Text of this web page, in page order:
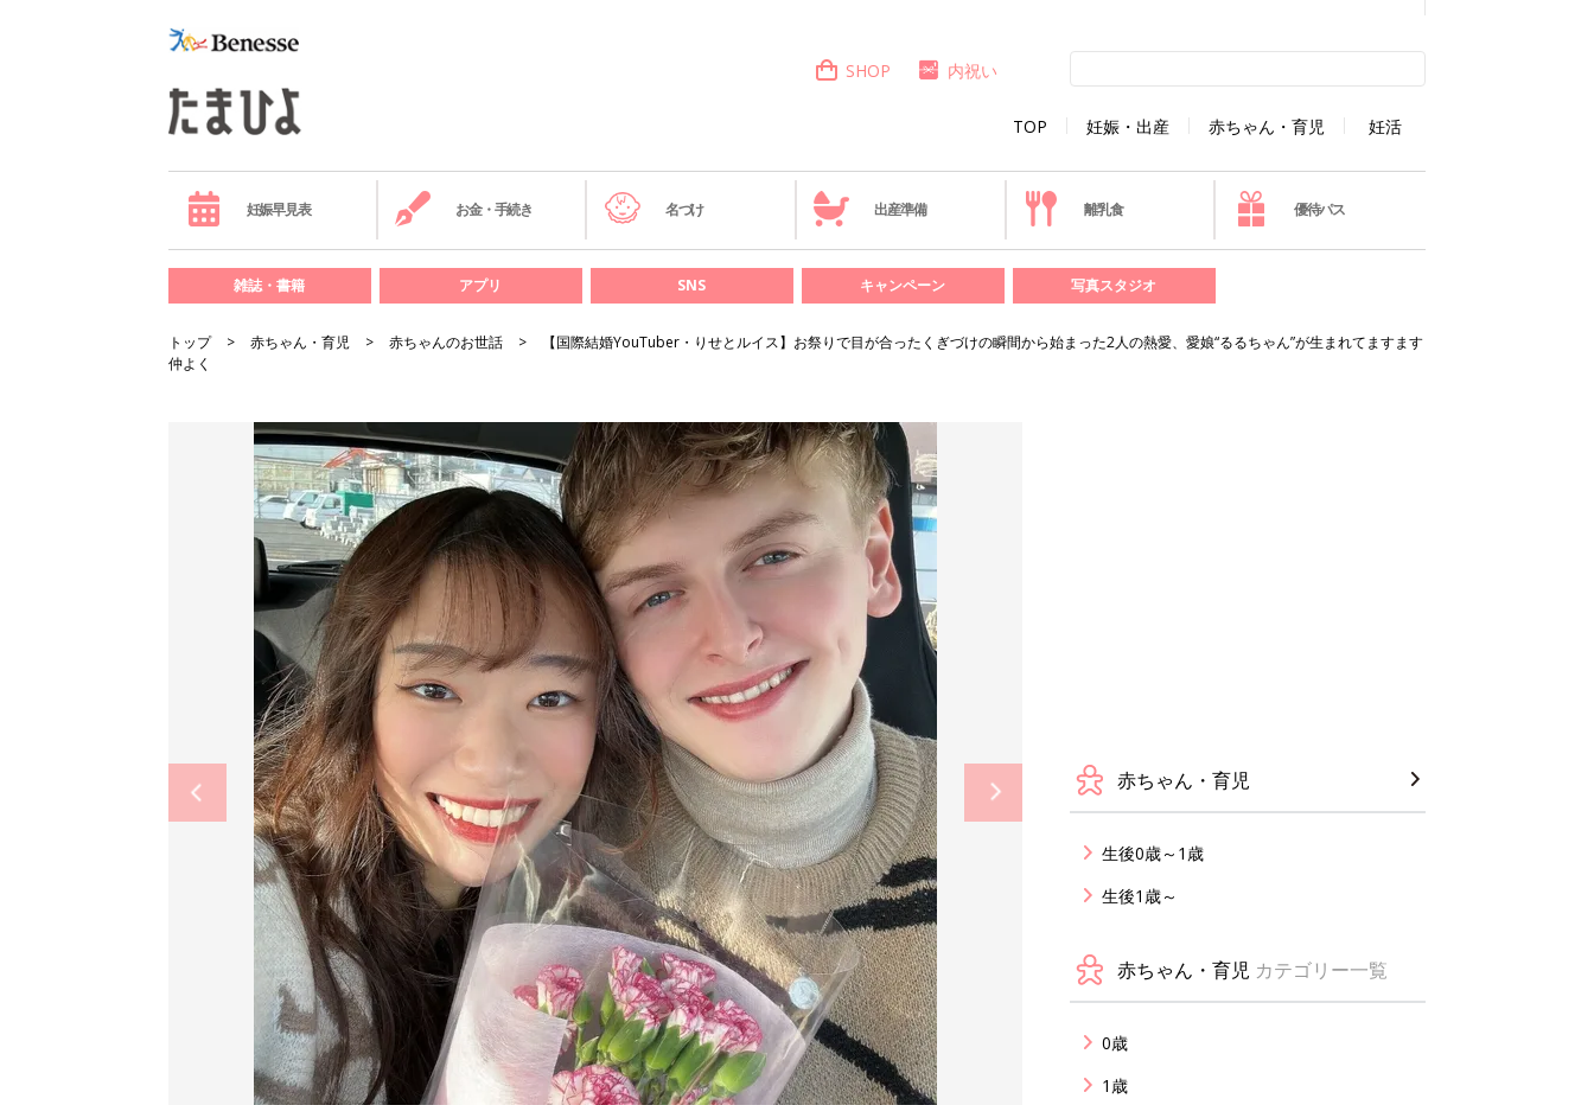
TOP 妊娠・出産 赤ちゃん・育児 妊活
SHOP 内祝い
妊娠早見表 お金・手続き 名づけ 出産準備 離乳食 優待パス
雑誌・書籍 アプリ SNS キャンペーン 写真スタジオ
トップ 赤ちゃん・育児 赤ちゃんのお世話
【国際結婚YouTuber・りせとルイス】お祭りで目が合ったくぎづけの瞬間から始まった2人の熱愛、愛娘“るるちゃん”が生まれてますます
仲よく
赤ちゃん・育児
生後0歳～1歳
生後1歳～
赤ちゃん・育児 カテゴリー一覧
0歳
1歳